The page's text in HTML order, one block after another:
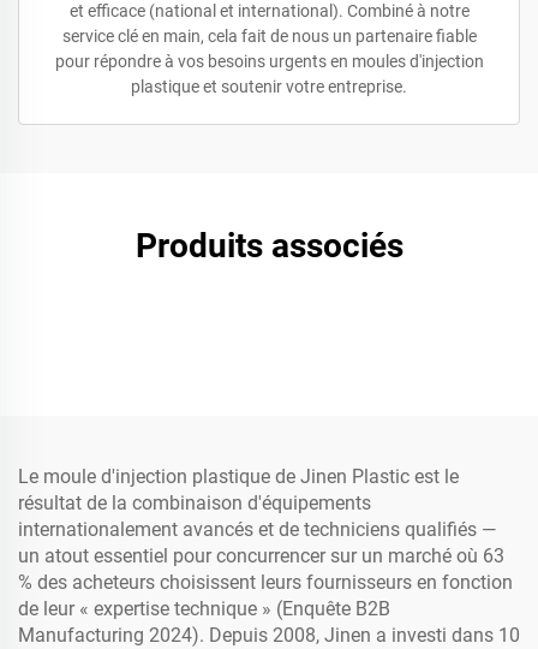
et efficace (national et international). Combiné à notre
service clé en main, cela fait de nous un partenaire fiable
pour répondre à vos besoins urgents en moules d'injection
plastique et soutenir votre entreprise.
Produits associés
Le moule d'injection plastique de Jinen Plastic est le
résultat de la combinaison d'équipements
internationalement avancés et de techniciens qualifiés —
un atout essentiel pour concurrencer sur un marché où 63
% des acheteurs choisissent leurs fournisseurs en fonction
de leur « expertise technique » (Enquête B2B
Manufacturing 2024). Depuis 2008, Jinen a investi dans 10